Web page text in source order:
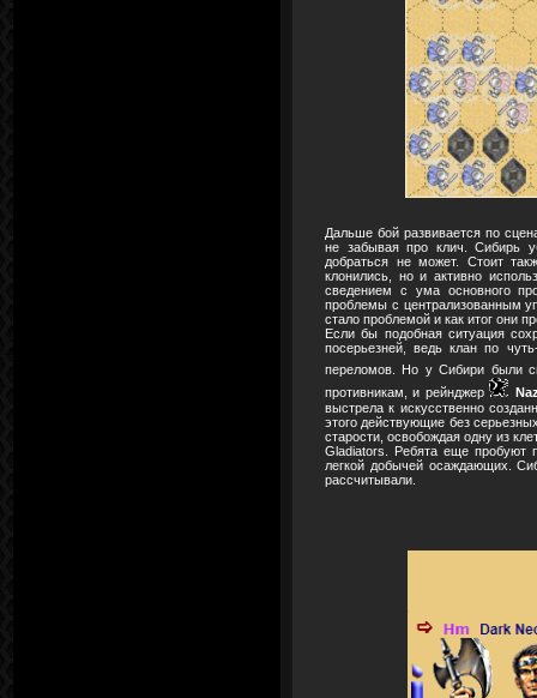
Дальше бой развивается по
не забывая про клич. Сибирь
добраться не может. Стоит
клонились, но и активно
сведением с ума основного
проблемы с централизованным
стало проблемой и как итог они
Если бы подобная ситуация
посерьезней, ведь клан по
переломов. Но у Сибири были
противникам, и рейнджер
выстрела к искусственно
этого действующие без
старости, освобождая одну из
Gladiators. Ребята еще пробуют
легкой добычей осаждающих.
рассчитывали.